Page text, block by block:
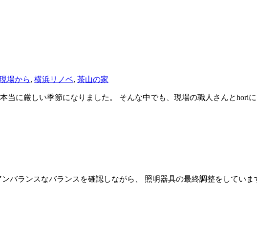
場から, 横浜リノベ, 茶山の家
当に厳しい季節になりました。 そんな中でも、現場の職人さんとhori
バランスなバランスを確認しながら、 照明器具の最終調整をしてい